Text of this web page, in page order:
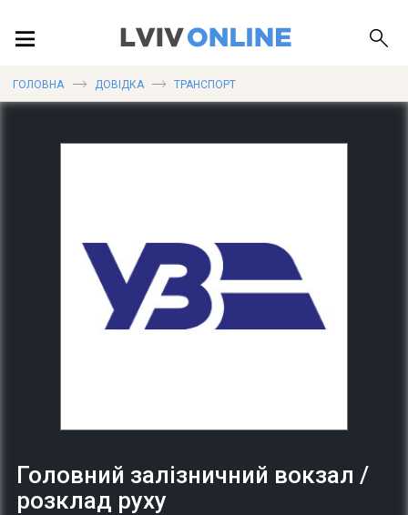
ДОВІДКА
ГОЛОВНА ДОВІДКА ТРАНСПОРТ
Головний залізничний вокзал /
розклад руху